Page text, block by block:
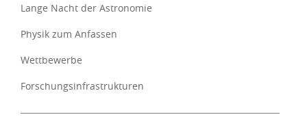
Lange Nacht der Astronomie
Physik zum Anfassen
Wettbewerbe
Forschungsinfrastrukturen